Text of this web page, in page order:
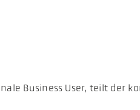
Business User, teilt der